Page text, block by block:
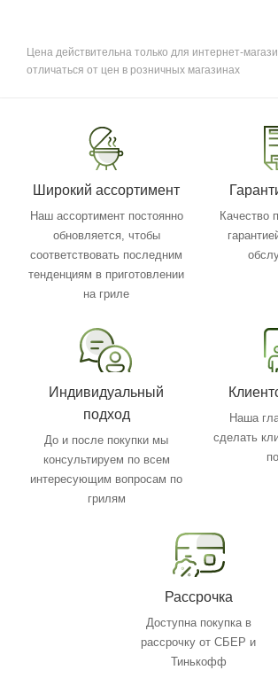
Цена действительна только для интернет-
отличаться от цен в розничных магазинах
Широкий ассортимент
Наш ассортимент постоянно
обновляется, чтобы
соответствовать последним
тенденциям в приготовлении
на гриле
Качество
Индивидуальный
подход
До и после покупки мы
консультируем по всем
интересующим вопросам по
грилям
Наша
сделать
Рассрочка
Доступна покупка в
рассрочку от СБЕР и
Тинькофф